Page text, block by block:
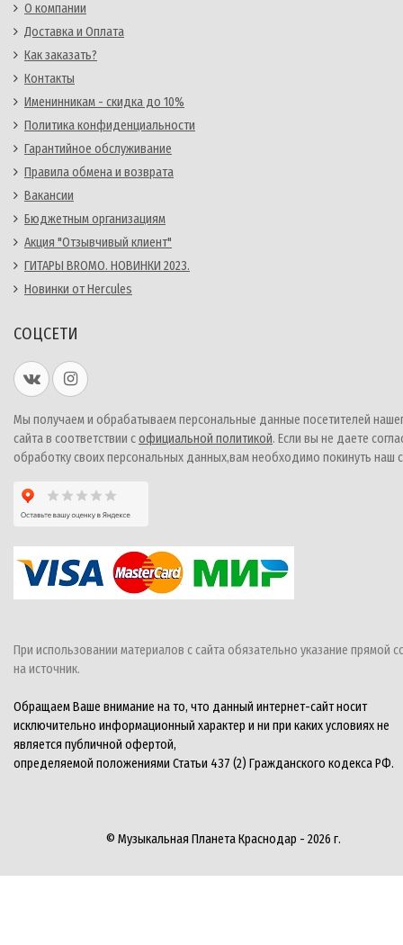
О компании
Доставка и Оплата
Как заказать?
Контакты
Именинникам - скидка до 10%
Политика конфиденциальности
Гарантийное обслуживание
Правила обмена и возврата
Вакансии
Бюджетным организациям
Акция "Отзывчивый клиент"
ГИТАРЫ BROMO. НОВИНКИ 2023.
Новинки от Hercules
СОЦСЕТИ
Мы получаем и обрабатываем персональные данные посетителей
сайта в соответствии софициальной политикой. Если вы не даете
обработку своих персональных данных,вам необходимо покинуть наш
При использовании материалов с сайта обязательно указание прямой
на источник.
Обращаем Ваше внимание на то, что данный интернет-сайт носит
исключительно информационный характер и ни при каких условиях не
является публичной офертой,
определяемой положениями Статьи 437 (2) Гражданского кодекса РФ.
© Музыкальная Планета Краснодар - 2026 г.